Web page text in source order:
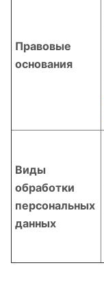
Правовые
основания
Виды
обработки
персональных
данных